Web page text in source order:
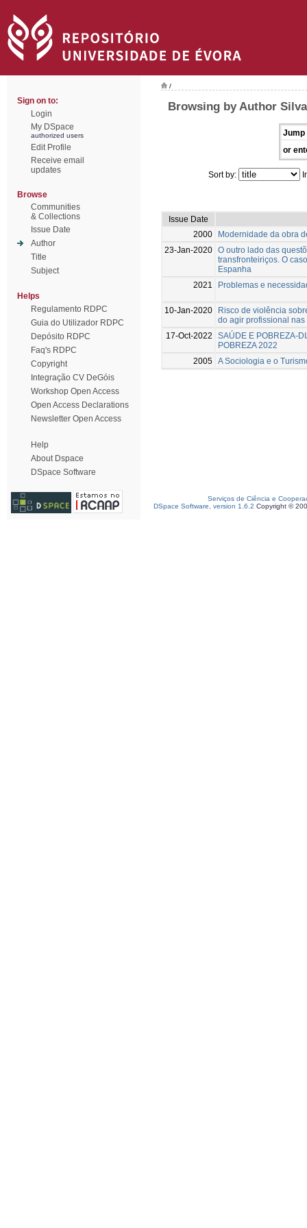
Sign on to:
Login
My DSpace
authorized users
Edit Profile
Receive email
updates
Browse
Communities
& Collections
Issue Date
Author
Title
Subject
Helps
Regulamento RDPC
Guia do Utilizador RDPC
Depósito RDPC
Faq's RDPC
Copyright
Integração CV DeGóis
Workshop Open Access
Open Access Declarations
Newsletter Open Access
Help
About Dspace
DSpace Software
/
Browsing by Author
Jump
or
Sort by:
Issue Date
2000
Modernidade da obra
23-Jan-2020 O outro lado das
transfronteiriços. O
Espanha
2021
Problemas e
10-Jan-2020
Risco de violência
do agir profissional
17-Oct-2022
SAÚDE E POBREZA-
POBREZA 2022
2005 A Sociologia e o
Serviços de Ciência e
DSpace Software, version 1.6.2 Copyright ©